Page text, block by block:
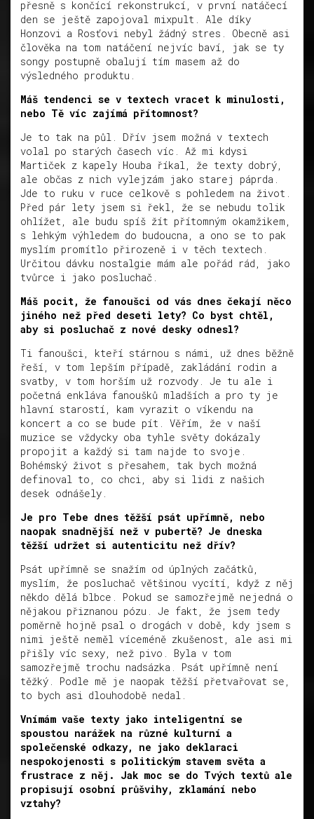
přesně s končící rekonstrukcí, v první natáčecí
den se ještě zapojoval mixpult. Ale díky
Honzovi a Rosťovi nebyl žádný stres. Obecně asi
člověka na tom natáčení nejvíc baví, jak se ty
songy postupně obalují tím masem až do
výsledného produktu.
Máš tendenci se v textech vracet k minulosti,
nebo Tě víc zajímá přítomnost?
Je to tak na půl. Dřív jsem možná v textech
volal po starých časech víc. Až mi kdysi
Martiček z kapely Houba říkal, že texty dobrý,
ale občas z nich vylejzám jako starej páprda.
Jde to ruku v ruce celkově s pohledem na život.
Před pár lety jsem si řekl, že se nebudu tolik
ohlížet, ale budu spíš žít přítomným okamžikem,
s lehkým výhledem do budoucna, a ono se to pak
myslím promítlo přirozeně i v těch textech.
Určitou dávku nostalgie mám ale pořád rád, jako
tvůrce i jako posluchač.
Máš pocit, že fanoušci od vás dnes čekají něco
jiného než před deseti lety? Co byst chtěl,
aby si posluchač z nové desky odnesl?
Ti fanoušci, kteří stárnou s námi, už dnes běžně
řeší, v tom lepším případě, zakládání rodin a
svatby, v tom horším už rozvody. Je tu ale i
početná enkláva fanoušků mladších a pro ty je
hlavní starostí, kam vyrazit o víkendu na
koncert a co se bude pít. Věřím, že v naší
muzice se vždycky oba tyhle světy dokázaly
propojit a každý si tam najde to svoje.
Bohémský život s přesahem, tak bych možná
definoval to, co chci, aby si lidi z našich
desek odnášely.
Je pro Tebe dnes těžší psát upřímně, nebo
naopak snadnější než v pubertě? Je dneska
těžší udržet si autenticitu než dřív?
Psát upřímně se snažím od úplných začátků,
myslím, že posluchač většinou vycítí, když z něj
někdo dělá blbce. Pokud se samozřejmě nejedná o
nějakou přiznanou pózu. Je fakt, že jsem tedy
poměrně hojně psal o drogách v době, kdy jsem s
nimi ještě neměl víceméně zkušenost, ale asi mi
přišly víc sexy, než pivo. Byla v tom
samozřejmě trochu nadsázka. Psát upřímně není
těžký. Podle mě je naopak těžší přetvařovat se,
to bych asi dlouhodobě nedal.
Vnímám vaše texty jako inteligentní se
spoustou narážek na různé kulturní a
společenské odkazy, ne jako deklaraci
nespokojenosti s politickým stavem světa a
frustrace z něj. Jak moc se do Tvých textů ale
propisují osobní průšvihy, zklamání nebo
vztahy?